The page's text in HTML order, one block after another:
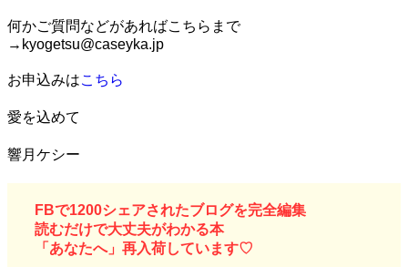
何かご質問などがあればこちらまで
→kyogetsu@caseyka.jp
お申込みはこちら
愛を込めて
響月ケシー
FBで1200シェアされたブログを完全編集
読むだけで大丈夫がわかる本
「あなたへ」再入荷しています♡